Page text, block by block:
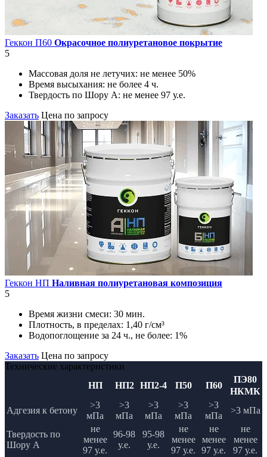
Геккон П60 Окрасочное полиуретановое покрытие
5
Массовая доля не летучих: не менее 50%
Время высыхания: не более 4 ч.
Твердость по Шору А: не менее 97 у.е.
Заказать Цена по запросу
Геккон НП Наливная полиуретановая композиция
5
Время жизни смеси: 30 мин.
Плотность, в пределах: 1,40 г/см³
Водопоглощение за 24 ч., не более: 1%
Заказать Цена по запросу
Технические характеристики
НП
НП2 НП2-4 П50 П60
ПЭ80
НКМК
Адгезия к бетону
>3
мПа
>3
мПа
>3
мПа
>3
мПа
>3
мПа
>3 мПа
Твердость по
Шору А
не
менее
97 у.е.
96-98
у.е.
95-98
у.е.
не
менее
97 у.е.
не
менее
97 у.е.
не
менее
97 у.е.